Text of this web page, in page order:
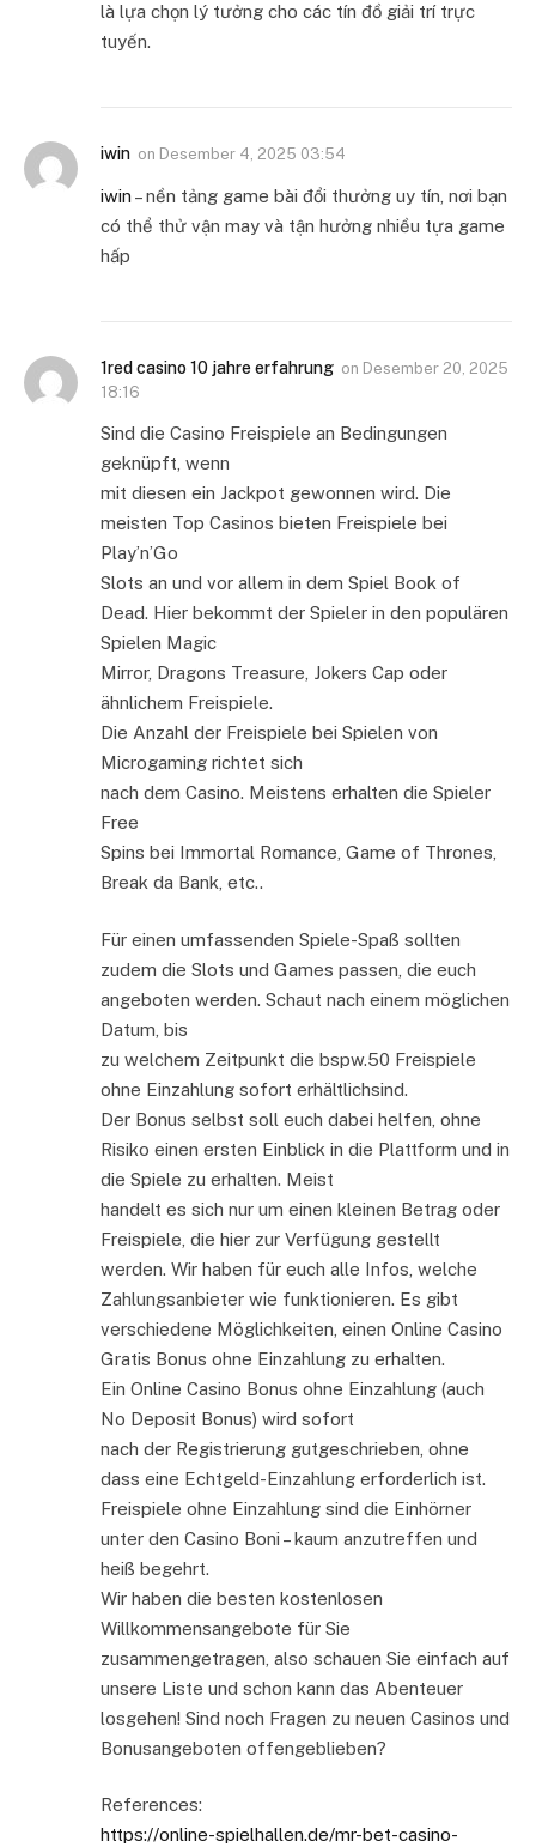
là lựa chọn lý tưởng cho các tín đồ giải trí trực
tuyến.
iwin on Desember 4, 2025 03:54
iwin – nền tảng game bài đổi thưởng uy tín, nơi bạn
có thể thử vận may và tận hưởng nhiều tựa game
hấp
1red casino 10 jahre erfahrung on Desember 20, 2025
18:16
Sind die Casino Freispiele an Bedingungen
geknüpft, wenn
mit diesen ein Jackpot gewonnen wird. Die
meisten Top Casinos bieten Freispiele bei
Play’n’Go
Slots an und vor allem in dem Spiel Book of
Dead. Hier bekommt der Spieler in den populären
Spielen Magic
Mirror, Dragons Treasure, Jokers Cap oder
ähnlichem Freispiele.
Die Anzahl der Freispiele bei Spielen von
Microgaming richtet sich
nach dem Casino. Meistens erhalten die Spieler
Free
Spins bei Immortal Romance, Game of Thrones,
Break da Bank, etc..
Für einen umfassenden Spiele-Spaß sollten
zudem die Slots und Games passen, die euch
angeboten werden. Schaut nach einem möglichen
Datum, bis
zu welchem Zeitpunkt die bspw.50 Freispiele
ohne Einzahlung sofort erhältlichsind.
Der Bonus selbst soll euch dabei helfen, ohne
Risiko einen ersten Einblick in die Plattform und in
die Spiele zu erhalten. Meist
handelt es sich nur um einen kleinen Betrag oder
Freispiele, die hier zur Verfügung gestellt
werden. Wir haben für euch alle Infos, welche
Zahlungsanbieter wie funktionieren. Es gibt
verschiedene Möglichkeiten, einen Online Casino
Gratis Bonus ohne Einzahlung zu erhalten.
Ein Online Casino Bonus ohne Einzahlung (auch
No Deposit Bonus) wird sofort
nach der Registrierung gutgeschrieben, ohne
dass eine Echtgeld-Einzahlung erforderlich ist.
Freispiele ohne Einzahlung sind die Einhörner
unter den Casino Boni – kaum anzutreffen und
heiß begehrt.
Wir haben die besten kostenlosen
Willkommensangebote für Sie
zusammengetragen, also schauen Sie einfach auf
unsere Liste und schon kann das Abenteuer
losgehen! Sind noch Fragen zu neuen Casinos und
Bonusangeboten offengeblieben?
References:
https://online-spielhallen.de/mr-bet-casino-